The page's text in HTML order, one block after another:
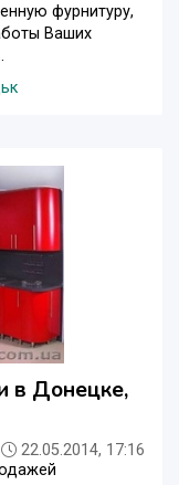
фурнитуру,
Ваших
в Донецке,
22.05.2014, 17:16